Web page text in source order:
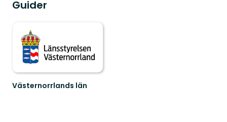
Guider
Västernorrlands län